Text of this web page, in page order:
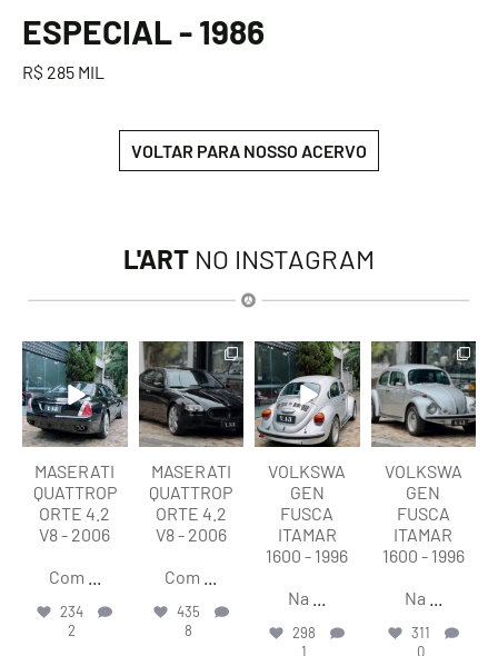
ESPECIAL - 1986
R$ 285 MIL
VOLTAR PARA NOSSO ACERVO
L'ART NO INSTAGRAM
lart.br
Ago 6
MASERATI
QUATTROP
ORTE 4.2
V8 - 2006
Com
234
2
lart.br
Ago 6
MASERATI
QUATTROP
ORTE 4.2
V8 - 2006
Com
435
8
lart.br
Ago 6
VOLKSWA
GEN
FUSCA
ITAMAR
1600 - 1996
Na
298
1
lart.br
Ago 6
VOLKSWA
GEN
FUSCA
ITAMAR
1600 - 1996
Na
311
0